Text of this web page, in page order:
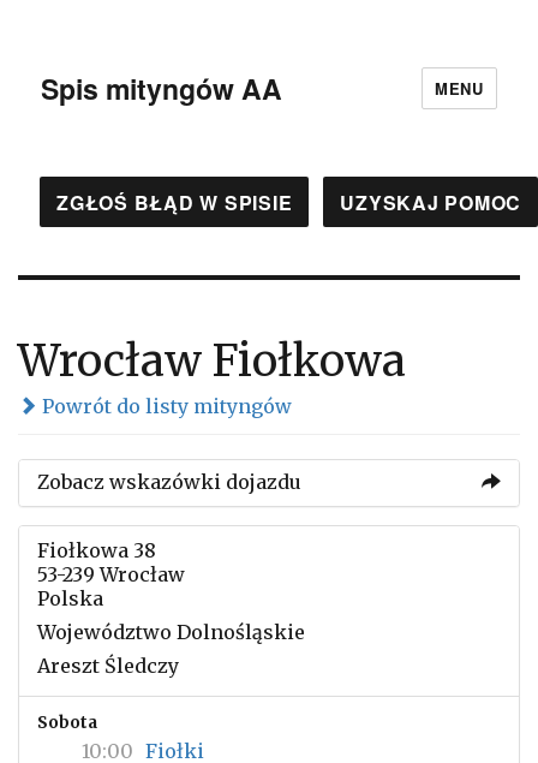
Spis mityngów AA MENU
ZGŁOŚ BŁĄD W SPISIE UZYSKAJ POMOC
Wrocław Fiołkowa
Powrót do listy mityngów
Zobacz wskazówki dojazdu
Fiołkowa 38
53-239 Wrocław
Polska
Województwo Dolnośląskie
Areszt Śledczy
Sobota
10:00 Fiołki